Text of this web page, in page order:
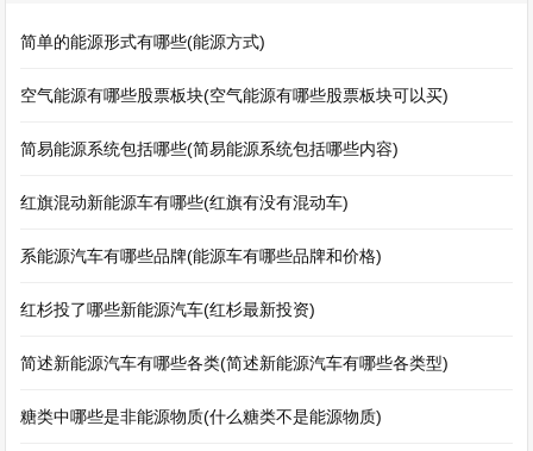
简单的能源形式有哪些(能源方式)
空气能源有哪些股票板块(空气能源有哪些股票板块可以买)
简易能源系统包括哪些(简易能源系统包括哪些内容)
红旗混动新能源车有哪些(红旗有没有混动车)
系能源汽车有哪些品牌(能源车有哪些品牌和价格)
红杉投了哪些新能源汽车(红杉最新投资)
简述新能源汽车有哪些各类(简述新能源汽车有哪些各类型)
糖类中哪些是非能源物质(什么糖类不是能源物质)